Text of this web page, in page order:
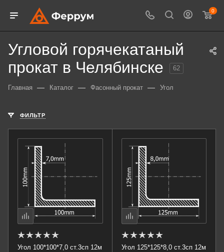
0
Угловой горячекатаный
прокат в Челябинске
62
Главная — Каталог — Фасонный прокат — Угол
ФИЛЬТР
Угол 100*100*7,0 ст.3сп 12м
Угол 125*125*8,0 ст.3сп 12м